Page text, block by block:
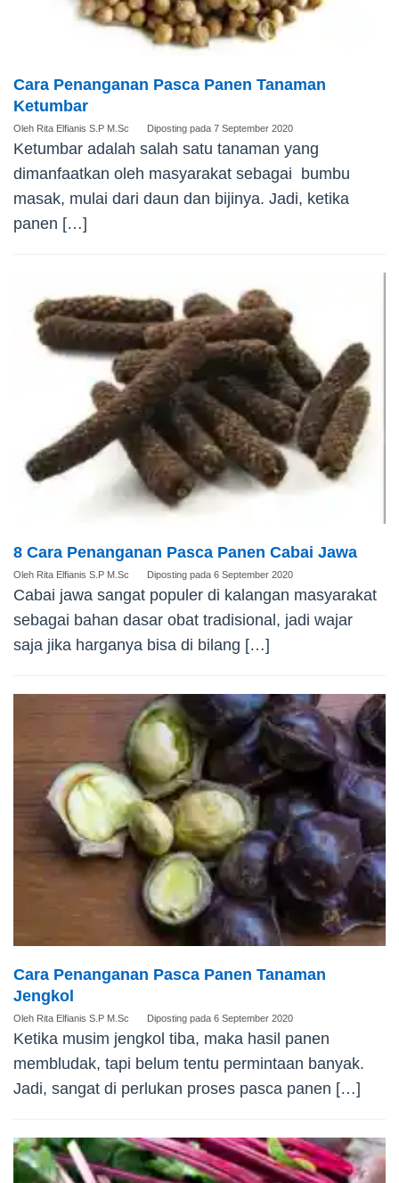
Cara Penanganan Pasca Panen Tanaman
Ketumbar
Oleh Rita Elfianis S.P M.Sc Diposting pada 7 September 2020
Ketumbar adalah salah satu tanaman yang
dimanfaatkan oleh masyarakat sebagai bumbu
masak, mulai dari daun dan bijinya. Jadi, ketika
panen […]
8 Cara Penanganan Pasca Panen Cabai Jawa
Oleh Rita Elfianis S.P M.Sc Diposting pada 6 September 2020
Cabai jawa sangat populer di kalangan masyarakat
sebagai bahan dasar obat tradisional, jadi wajar
saja jika harganya bisa di bilang […]
Cara Penanganan Pasca Panen Tanaman
Jengkol
Oleh Rita Elfianis S.P M.Sc Diposting pada 6 September 2020
Ketika musim jengkol tiba, maka hasil panen
membludak, tapi belum tentu permintaan banyak.
Jadi, sangat di perlukan proses pasca panen […]